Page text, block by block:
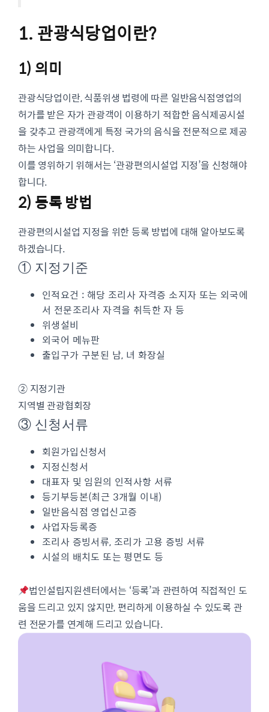
1. 관광식당업이란?
1) 의미
관광식당업이란, 식품위생 법령에 따른 일반음식점영업의
허가를 받은 자가 관광객이 이용하기 적합한 음식제공시설
을 갖추고 관광객에게 특정 국가의 음식을 전문적으로 제공
하는 사업을 의미합니다.
이를 영위하기 위해서는 ‘관광편의시설업 지정’을 신청해야
합니다.
2) 등록 방법
관광편의시설업 지정을 위한 등록 방법에 대해 알아보도록
하겠습니다.
① 지정기준
인적요건 : 해당 조리사 자격증 소지자 또는 외국에
서 전문조리사 자격을 취득한 자 등
위생설비
외국어 메뉴판
출입구가 구분된 남, 녀 화장실
② 지정기관
지역별 관광협회장
③ 신청서류
회원가입신청서
지정신청서
대표자 및 임원의 인적사항 서류
등기부등본(최근 3개월 이내)
일반음식점 영업신고증
사업자등록증
조리사 증빙서류, 조리가 고용 증빙 서류
시설의 배치도 또는 평면도 등
법인설립지원센터에서는 ‘등록’과 관련하여 직접적인 도
움을 드리고 있지 않지만, 편리하게 이용하실 수 있도록 관
련 전문가를 연계해 드리고 있습니다.